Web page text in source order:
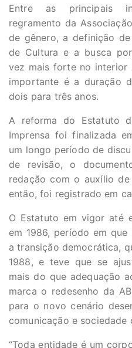
Entre as principais
regramento da
de gênero, a definição
de Cultura e a busca
vez mais forte no interior
importante é a duração
dois para três anos.
A reforma do Estatuto
Imprensa foi finalizada
um longo período de
de revisão, o
redação com o auxílio
então, foi registrado em
O Estatuto em vigor até
em 1986, período em
a transição democrática,
1988, e teve que se
mais do que adequação
marca o redesenho da
para o novo cenário
comunicação e sociedade
“Toda entidade é um